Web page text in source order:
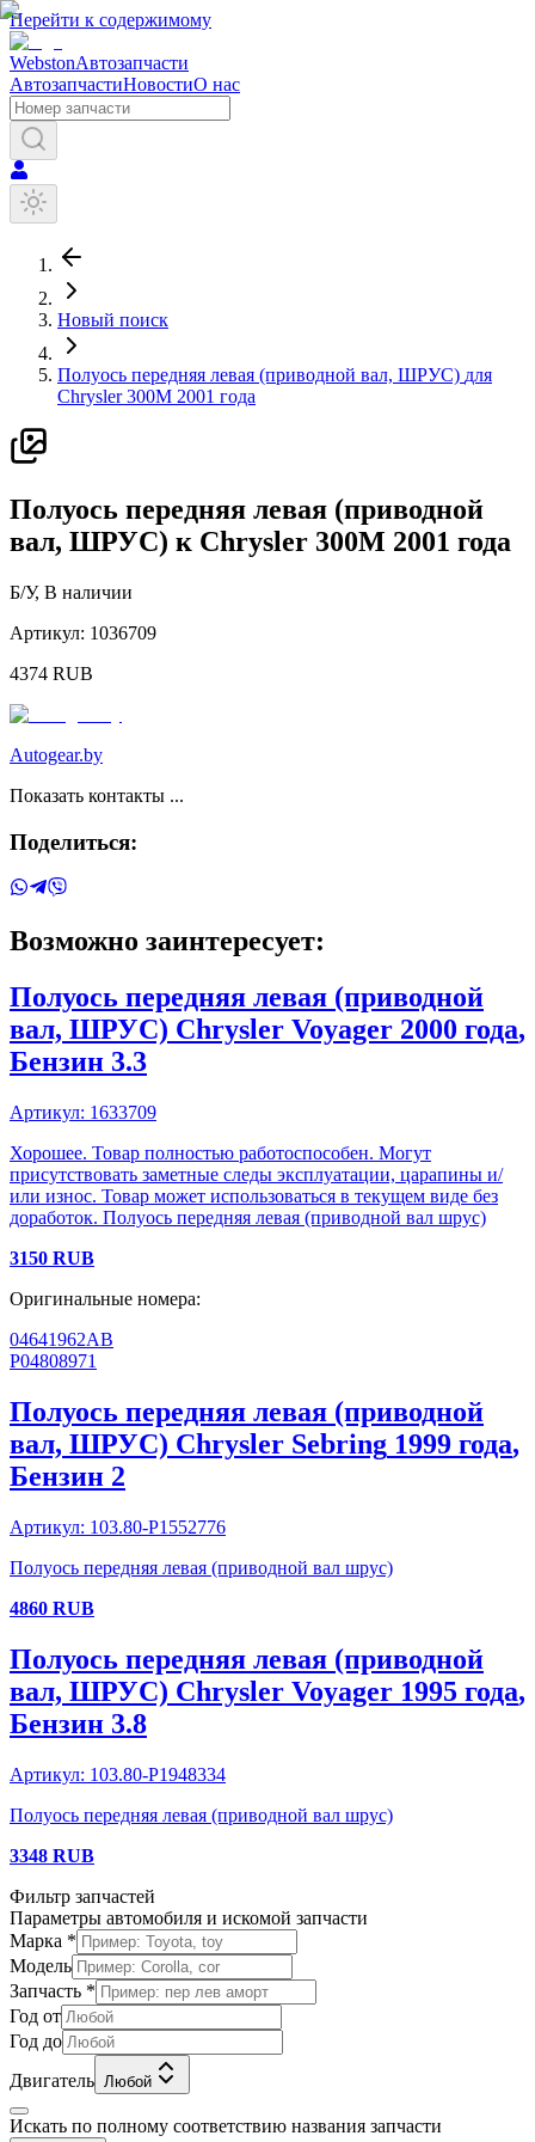
Перейти к содержимому
WebstonАвтозапчасти
АвтозапчастиНовостиО нас
Новый поиск
Полуось передняя левая (приводной вал, ШРУС) для
Chrysler 300M 2001 года
Полуось передняя левая (приводной
вал, ШРУС) к Chrysler 300M 2001 года
Б/У, В наличии
Артикул: 1036709
4374 RUB
Autogear.by
Показать контакты ...
Поделиться:
Возможно заинтересует:
Полуось передняя левая (приводной
вал, ШРУС) Chrysler Voyager 2000 года,
Бензин 3.3
Артикул: 1633709
Хорошее. Товар полностью работоспособен. Могут
присутствовать заметные следы эксплуатации, царапины и/
или износ. Товар может использоваться в текущем виде без
доработок. Полуось передняя левая (приводной вал шрус)
3150 RUB
Оригинальные номера:
04641962AB
P04808971
Полуось передняя левая (приводной
вал, ШРУС) Chrysler Sebring 1999 года,
Бензин 2
Артикул: 103.80-P1552776
Полуось передняя левая (приводной вал шрус)
4860 RUB
Полуось передняя левая (приводной
вал, ШРУС) Chrysler Voyager 1995 года,
Бензин 3.8
Артикул: 103.80-P1948334
Полуось передняя левая (приводной вал шрус)
3348 RUB
Фильтр запчастей
Параметры автомобиля и искомой запчасти
Марка *
Модель
Запчасть *
Год от
Год до
Двигатель Любой
Искать по полному соответствию названия запчасти